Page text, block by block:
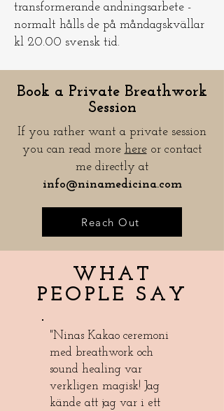
transformerande andningsarbete -
normalt hålls de på måndagskvällar
kl 20.00 svensk tid.
Book a Private Breathwork
Session
If you rather want a private session
you can read more hereor contact
me directly at
info@ninamedicina.com
Reach Out
WHAT
PEOPLE SAY
"Ninas Kakao ceremoni
med breathwork och
sound healing var
verkligen magisk! Jag
kände att jag var i ett